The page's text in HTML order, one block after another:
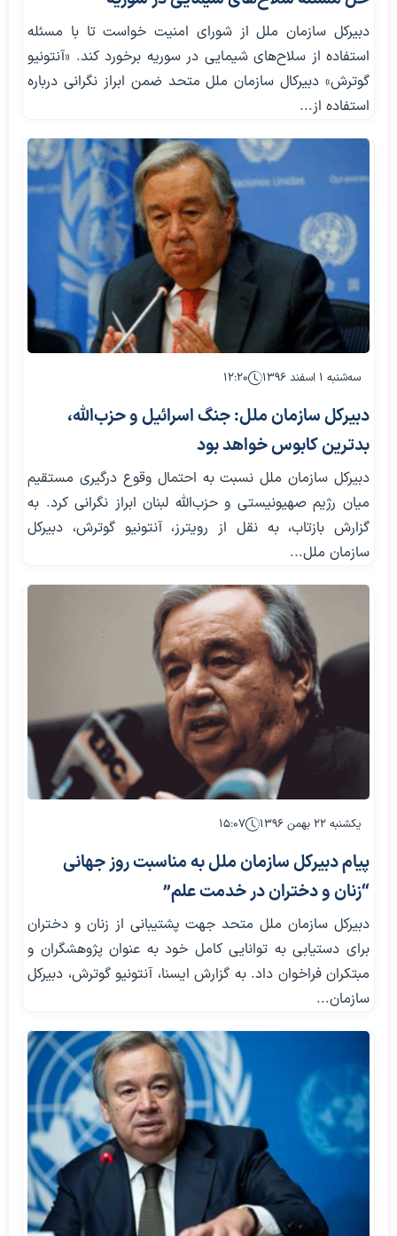
دبیرکل سازمان ملل از شورای امنیت خواست تا با مسئله
استفاده از سلاح‌های شیمایی در سوریه برخورد کند. «آنتونیو
گوترش» دبیرکال سازمان ملل متحد ضمن ابراز نگرانی درباره
استفاده از...
سه‌شنبه ۱ اسفند ۱۳۹۶ ۱۲:۲۰
دبیرکل سازمان ملل: جنگ اسرائیل و حزب‌الله،
بدترین کابوس خواهد بود
دبیرکل سازمان ملل نسبت به احتمال وقوع درگیری مستقیم
میان رژیم صهیونیستی و حزب‌الله لبنان ابراز نگرانی کرد. به
گزارش بازتاب، به نقل از رویترز، آنتونیو گوترش، دبیرکل
سازمان ملل...
یکشنبه ۲۲ بهمن ۱۳۹۶ ۱۵:۰۷
پیام دبیرکل سازمان ملل به مناسبت روز جهانی
“زنان و دختران در خدمت علم”
دبیرکل سازمان ملل متحد جهت پشتیبانی از زنان و دختران
برای دستیابی به توانایی کامل خود به عنوان پژوهشگران و
مبتکران فراخوان داد. به گزارش ایسنا، آنتونیو گوترش، دبیرکل
سازمان...